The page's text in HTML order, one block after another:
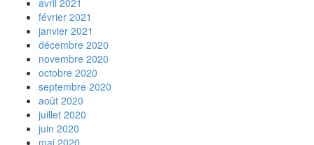
avril 2021
février 2021
janvier 2021
décembre 2020
novembre 2020
octobre 2020
septembre 2020
août 2020
juillet 2020
juin 2020